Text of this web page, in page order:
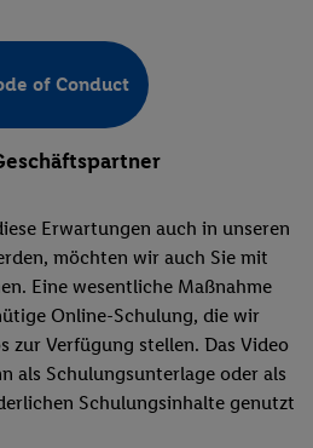
of Conduct
Erwartungen auch in unseren
möchten wir auch Sie mit
Eine wesentliche Maßnahme
Online-Schulung, die wir
zur Verfügung stellen. Das Video
als Schulungsunterlage oder als
Schulungsinhalte genutzt